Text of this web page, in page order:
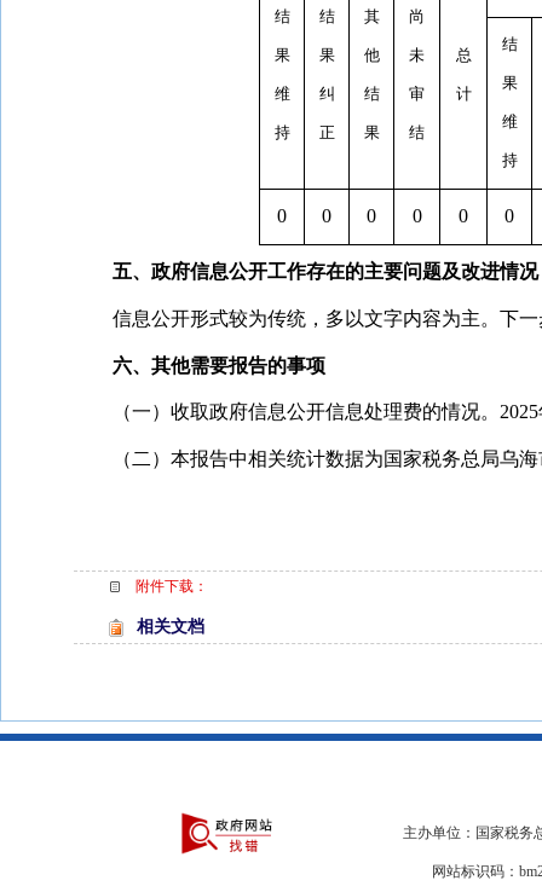
结
果
维
持
结
果
纠
正
其
他
结
果
尚
未
审
结
总
计
结
果
维
持
0 0 0 0 0 0
五、政府信息公开工作存在的主要问题及改进情况
信息公开形式较为传统，多以文字内容为主。下
六、其他需要报告的事项
（一）收取政府信息公开信息处理费的情况。2025
（二）本报告中相关统计数据为国家税务总局乌
附件下载：
相关文档
主办单位：国家税务
网站标识码：